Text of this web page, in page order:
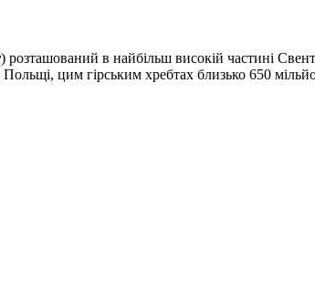
) розташований в найбільш високій частині
цим гірським хребтах близько 650